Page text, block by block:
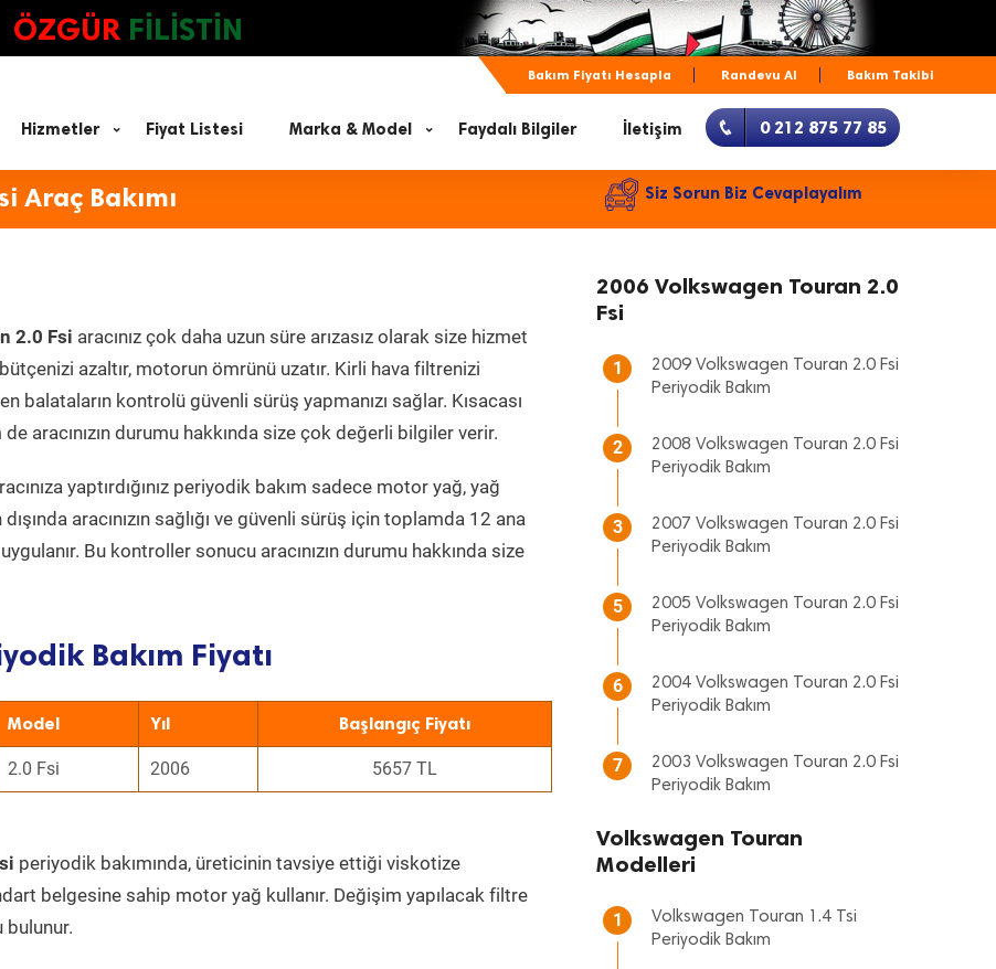
ÖZGÜR FİLİSTİN
Bakım Fiyatı Hesapla Randevu Al Bakım Takibi
Hizmetler Fiyat Listesi Marka & Model Faydalı Bilgiler İletişim 0 212 875 77 85
Araç Bakımı Siz Sorun Biz Cevaplayalım
2.0 Fsi aracınız çok daha uzun süre arızasız olarak size hizmet
azaltır, motorun ömrünü uzatır. Kirli hava filtrenizi
balataların kontrolü güvenli sürüş yapmanızı sağlar. Kısacası
aracınızın durumu hakkında size çok değerli bilgiler verir.
yaptırdığınız periyodik bakım sadece motor yağ, yağ
aracınızın sağlığı ve güvenli sürüş için toplamda 12 ana
Bu kontroller sonucu aracınızın durumu hakkında size
Bakım Fiyatı
Model Yıl Başlangıç Fiyatı
2.0 Fsi 2006 5657 TL
periyodik bakımında, üreticinin tavsiye ettiği viskotize
belgesine sahip motor yağ kullanır. Değişim yapılacak filtre
bulunur.
2006 Volkswagen Touran 2.0
Fsi
1
2009 Volkswagen Touran 2.0 Fsi
Periyodik Bakım
2
2008 Volkswagen Touran 2.0 Fsi
Periyodik Bakım
3
2007 Volkswagen Touran 2.0 Fsi
Periyodik Bakım
5
2005 Volkswagen Touran 2.0 Fsi
Periyodik Bakım
6
2004 Volkswagen Touran 2.0 Fsi
Periyodik Bakım
7
2003 Volkswagen Touran 2.0 Fsi
Periyodik Bakım
Volkswagen Touran
Modelleri
1
Volkswagen Touran 1.4 Tsi
Periyodik Bakım